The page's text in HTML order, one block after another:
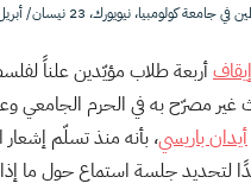
نيويورك، 23 نيسان/ أبريل 2024.
إيقافأربعة طلاب مؤيّدين علناً
مصرّح به في الحرم الجامعي
أيدان باريسي، بأنه منذ تسلّم
لتحديد جلسة استماع حول ما